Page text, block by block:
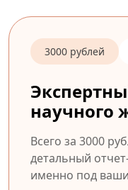
3000 рублей
научного
Всего за 3000
детальный
именно под